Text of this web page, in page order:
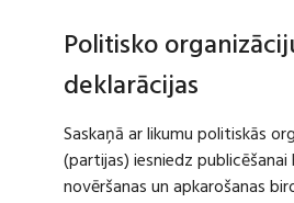
Politisko
deklarācijas
Saskaņā ar likumu politiskās
(partijas) iesniedz publicēšanai
novēršanas un apkarošanas